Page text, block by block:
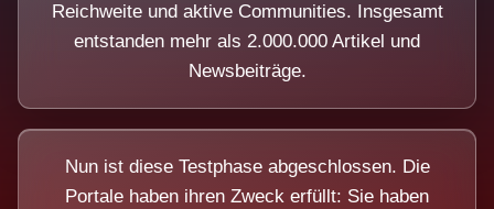
Reichweite und aktive Communities. Insgesamt
entstanden mehr als 2.000.000 Artikel und
Newsbeiträge.
Nun ist diese Testphase abgeschlossen. Die
Portale haben ihren Zweck erfüllt: Sie haben